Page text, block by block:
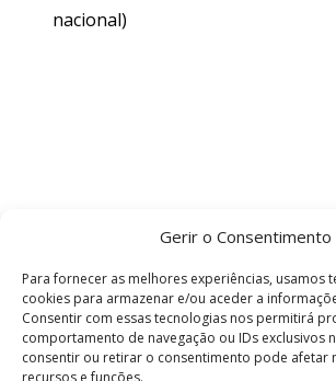
Gerir o Consentimento
Para fornecer as melhores experiências, usamos
cookies para armazenar e/ou aceder a
Consentir com essas tecnologias nos permitirá
comportamento de navegação ou IDs exclusivos
consentir ou retirar o consentimento pode afetar
recursos e funções.
nacional)